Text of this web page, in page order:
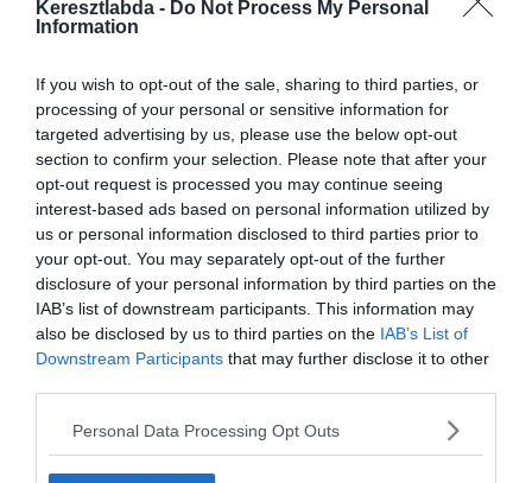
Keresztlabda - Do Not Process My Personal
Information
If you wish to opt-out of the sale, sharing to third parties, or
processing of your personal or sensitive information for
targeted advertising by us, please use the below opt-out
section to confirm your selection. Please note that after your
opt-out request is processed you may continue seeing
interest-based ads based on personal information utilized by
us or personal information disclosed to third parties prior to
your opt-out. You may separately opt-out of the further
disclosure of your personal information by third parties on the
IAB’s list of downstream participants. This information may
also be disclosed by us to third parties on the IAB’s List of
Downstream Participants that may further disclose it to other
Personal Data Processing Opt Outs
első ajánlatát, ami 20 Millió Euró és Alphonse Areola volt.
több, mint 20 Millió Eurót szeretne kapni a játékosért. Az olaszok
jóval kevesebbre értékelik Areolát is, aki az előző szezonban nem
volt egyértelmű kezdő a párizsi csapatban.
Az olasz kapusnak még két éves szerződése van a csapattal.
Szeretne maradni, de egyelőre nincsenek tárgyalások a
hosszabbításról. Az ügynöke, Raiola szeretné ha eligazolna. A Sport
Mediaset szerint Donnarumma megérti, hogy a csapatnak rendbe
kell tennie a könyvelését és ezért lehet, hogy el kell adniuk.